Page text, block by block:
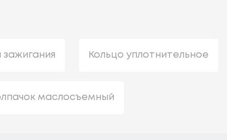
зажигания Кольцо уплотнительное
маслосъемный